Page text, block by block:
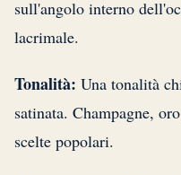
sull'angolo interno
lacrimale.
Tonalità: Una tonalità
satinata. Champagne,
scelte popolari.